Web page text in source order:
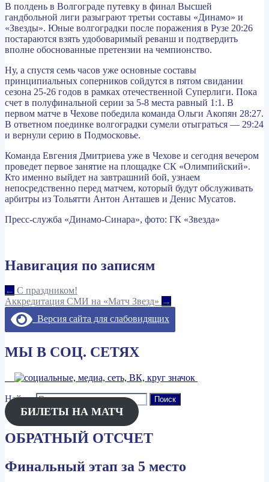
В полдень в Волгограде путевку в финал Высшей
гандбольной лиги разыграют третьи составы «Динамо» и
«Звезды». Юные волгоградки после поражения в Рузе 20:26
постараются взять удобоваримый реванш и подтвердить
вполне обоснованные претензии на чемпионство.
Ну, а спустя семь часов уже основные составы
принципиальных соперников сойдутся в пятом свидании
сезона 25-26 годов в рамках отечественной Суперлиги. Пока
счет в полуфинальной серии за 5-8 места равный 1:1. В
первом матче в Чехове победила команда Ольги Акопян 28:27.
В ответном поединке волгоградки сумели отыграться — 29:24
и вернули серию в Подмосковье.
Команда Евгения Дмитриева уже в Чехове и сегодня вечером
проведет первое занятие на площадке СК «Олимпийский».
Кто именно выйдет на завтрашний бой, узнаем
непосредственно перед матчем, который будут обслуживать
арбитры из Тольятти Антон Анташев и Денис Мусатов.
Пресс-служба «Динамо-Синара», фото: ГК «Звезда»
Навигация по записям
← С праздником!
Аккредитация СМИ на «Матч Звезд» →
Версия сайта для слабовидящих
МЫ В СОЦ. СЕТЯХ
Найти:
БИЛЕТЫ НА МАТЧ
ОБРАТНЫЙ ОТСЧЕТ
Финальный этап за 5 место